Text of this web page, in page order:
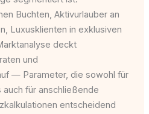
Buchten, Aktivurlauber an
Luxusklienten in exklusiven
deckt
und
— Parameter, die sowohl für
für anschließende
entscheidend